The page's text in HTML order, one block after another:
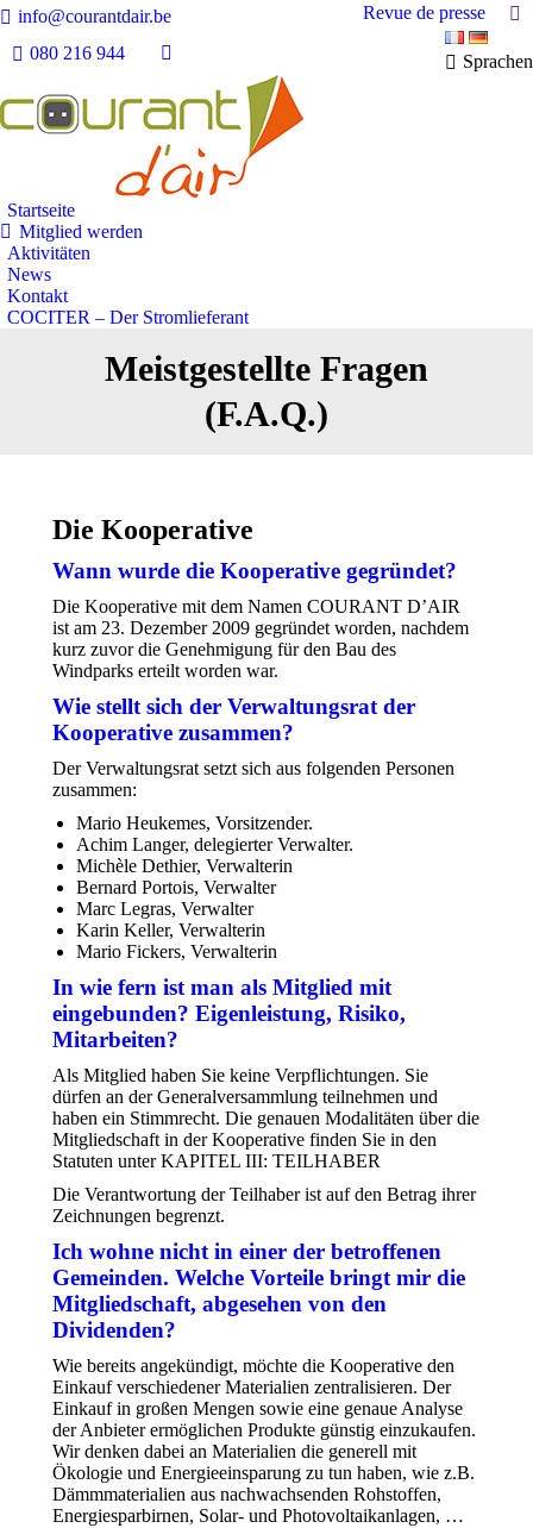
info@courantdair.be
080 216 944
Facebook
opens
in
new
window
Revue de presse
Sprachen
Startseite
Mitglied werden
Aktivitäten
News
Kontakt
COCITER – Der Stromlieferant
Meistgestellte Fragen
(F.A.Q.)
Die Kooperative
Wann wurde die Kooperative gegründet?
Die Kooperative mit dem Namen COURANT D’AIR
ist am 23. Dezember 2009 gegründet worden, nachdem
kurz zuvor die Genehmigung für den Bau des
Windparks erteilt worden war.
Wie stellt sich der Verwaltungsrat der
Kooperative zusammen?
Der Verwaltungsrat setzt sich aus folgenden Personen
zusammen:
Mario Heukemes, Vorsitzender.
Achim Langer, delegierter Verwalter.
Michèle Dethier, Verwalterin
Bernard Portois, Verwalter
Marc Legras, Verwalter
Karin Keller, Verwalterin
Mario Fickers, Verwalterin
In wie fern ist man als Mitglied mit
eingebunden? Eigenleistung, Risiko,
Mitarbeiten?
Als Mitglied haben Sie keine Verpflichtungen. Sie
dürfen an der Generalversammlung teilnehmen und
haben ein Stimmrecht. Die genauen Modalitäten über die
Mitgliedschaft in der Kooperative finden Sie in den
Statuten unter KAPITEL III: TEILHABER
Die Verantwortung der Teilhaber ist auf den Betrag ihrer
Zeichnungen begrenzt.
Ich wohne nicht in einer der betroffenen
Gemeinden. Welche Vorteile bringt mir die
Mitgliedschaft, abgesehen von den
Dividenden?
Wie bereits angekündigt, möchte die Kooperative den
Einkauf verschiedener Materialien zentralisieren. Der
Einkauf in großen Mengen sowie eine genaue Analyse
der Anbieter ermöglichen Produkte günstig einzukaufen.
Wir denken dabei an Materialien die generell mit
Ökologie und Energieeinsparung zu tun haben, wie z.B.
Dämmmaterialien aus nachwachsenden Rohstoffen,
Energiesparbirnen, Solar- und Photovoltaikanlagen, …